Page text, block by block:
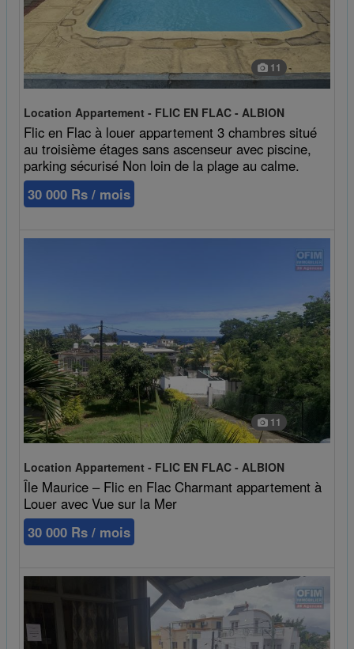
11
Location Appartement - FLIC EN FLAC - ALBION
Flic en Flac à louer appartement 3 chambres situé
au troisième étages sans ascenseur avec piscine,
parking sécurisé Non loin de la plage au calme.
30 000 Rs / mois
11
Location Appartement - FLIC EN FLAC - ALBION
Île Maurice – Flic en Flac Charmant appartement à
Louer avec Vue sur la Mer
30 000 Rs / mois